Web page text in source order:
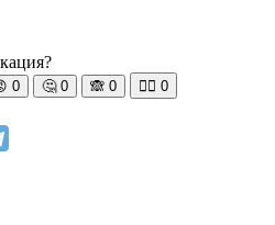
0 🤔 0 🙈 0 🧘‍♀️ 0